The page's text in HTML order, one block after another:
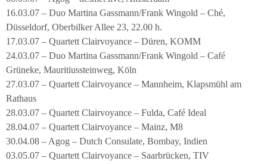
16.03.07 – Duo Martina Gassmann/Frank Wingold – Ché,
Düsseldorf, Oberbilker Allee 23, 22.00 h.
17.03.07 – Quartett Clairvoyance – Düren, KOMM
24.03.07 – Duo Martina Gassmann/Frank Wingold – Café
Grüneke, Mauritiussteinweg, Köln
27.03.07 – Quartett Clairvoyance – Mannheim, Klapsmühl am
Rathaus
28.03.07 – Quartett Clairvoyance – Fulda, Café Ideal
28.04.07 – Quartett Clairvoyance – Mainz, M8
30.04.08 – Agog – Dutch Consulate, Bombay, Indien
03.05.07 – Quartett Clairvoyance – Saarbrücken, TIV